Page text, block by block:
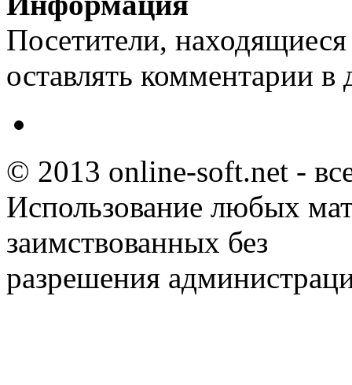
Посетители,
оставлять комментарии в
© 2013 online-soft.net -
Использование любых
заимствованных без
разрешения